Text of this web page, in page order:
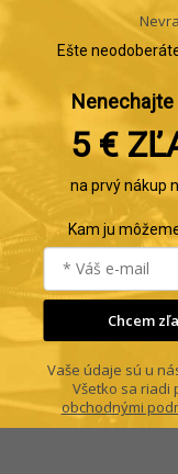
Ešte
5 €
na prvý nákup
Kam ju
Chcem
Vaše údaje sú u
Všetko sa riadi
obchodnými